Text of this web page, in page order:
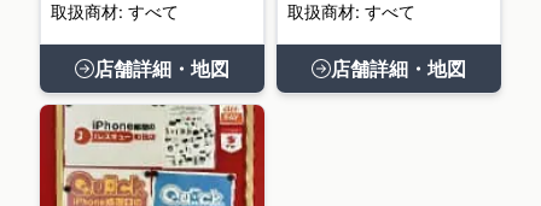
取扱商材: すべて
店舗詳細・地図
取扱商材: すべて
店舗詳細・地図